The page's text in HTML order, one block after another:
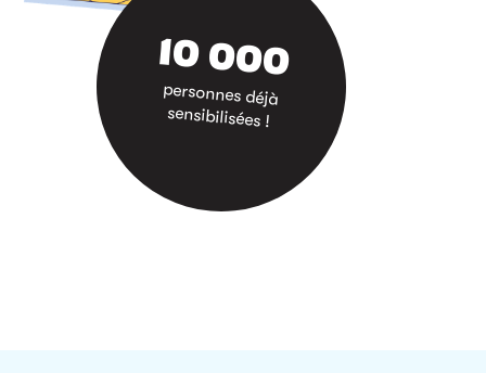
10 000
personnes déjà
sensibilisées !